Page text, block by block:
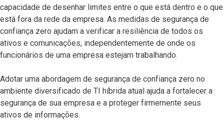
capacidade de desenhar limites entre o que está dentro e o que
está fora da rede da empresa. As medidas de segurança de
confiança zero ajudam a verificar a resiliência de todos os
ativos e comunicações, independentemente de onde os
funcionários de uma empresa estejam trabalhando.
Adotar uma abordagem de segurança de confiança zero no
ambiente diversificado de TI híbrida atual ajuda a fortalecer a
segurança de sua empresa e a proteger firmemente seus
ativos de informações.